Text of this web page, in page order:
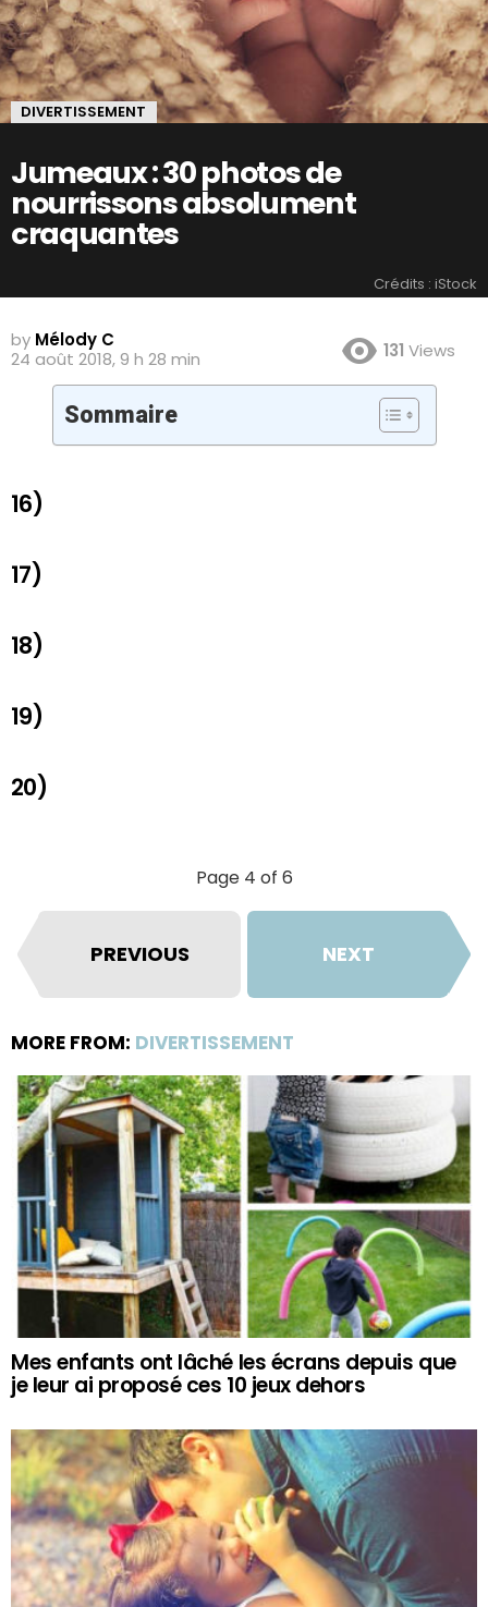
DIVERTISSEMENT
Jumeaux : 30 photos de
nourrissons absolument
craquantes
Crédits : iStock
by Mélody C
24 août 2018, 9 h 28 min
131 Views
Sommaire
16)
17)
18)
19)
20)
Page 4 of 6
PREVIOUS NEXT
MORE FROM: DIVERTISSEMENT
Mes enfants ont lâché les écrans depuis que
je leur ai proposé ces 10 jeux dehors